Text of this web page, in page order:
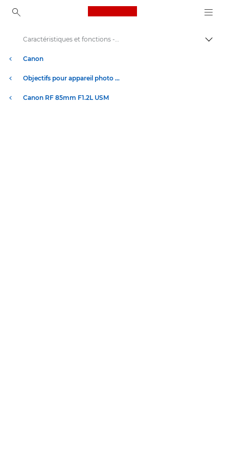
Canon Logo, back to
Canon
Objectifs pour appareil photo Canon
Canon RF 85mm F1.2L USM
Caractéristiques et fonctions - RF 85mm F1.2L USM